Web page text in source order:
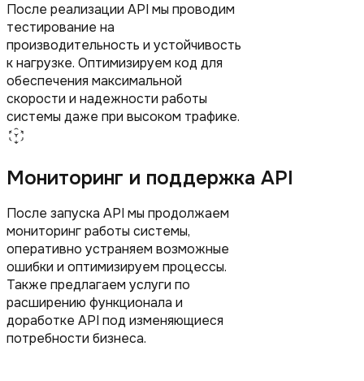
После реализации API мы проводим
тестирование на
производительность и устойчивость
к нагрузке. Оптимизируем код для
обеспечения максимальной
скорости и надежности работы
системы даже при высоком трафике.
Мониторинг и поддержка API
После запуска API мы продолжаем
мониторинг работы системы,
оперативно устраняем возможные
ошибки и оптимизируем процессы.
Также предлагаем услуги по
расширению функционала и
доработке API под изменяющиеся
потребности бизнеса.